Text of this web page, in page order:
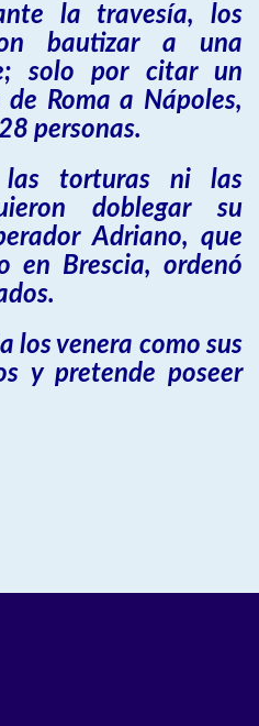
la travesía, los
bautizar a una
solo por citar un
Roma a Nápoles,
personas.
torturas ni las
doblegar su
Adriano, que
en Brescia, ordenó
los venera como sus
y pretende poseer